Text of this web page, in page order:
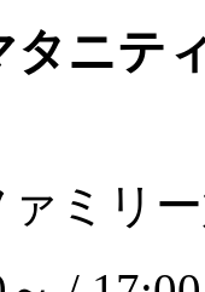
タニテ
ミリ